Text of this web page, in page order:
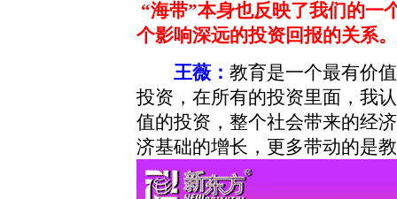
“海带”本身也反映了我们的一
个影响深远的投资回报的关系。
王薇： 教育是一个最有价
投资，在所有的投资里面，我
值的投资，整个社会带来的经
济基础的增长，更多带动的是